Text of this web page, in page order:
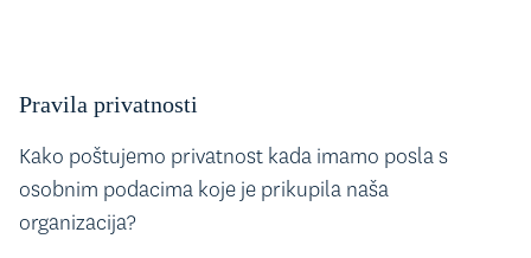
Pravila privatnosti
Kako poštujemo privatnost kada imamo posla s
osobnim podacima koje je prikupila naša
organizacija?